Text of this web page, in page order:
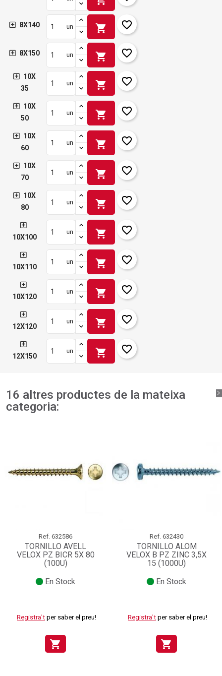
8X140 un shopping_cart favorite_border
8X150 un shopping_cart favorite_border
10X
35
un shopping_cart favorite_border
10X
50
un shopping_cart favorite_border
10X
60
un shopping_cart favorite_border
10X
70
un shopping_cart favorite_border
10X
80
un shopping_cart favorite_border
10X100
un shopping_cart favorite_border
10X110
un shopping_cart favorite_border
10X120
un shopping_cart favorite_border
12X120
un shopping_cart favorite_border
12X150
un shopping_cart favorite_border
16 altres productes de la mateixa
categoria:
Ref. 632586
TORNILLO AVELL
VELOX PZ BICR 5X 80
(100U)
En Stock
Registra't per saber el preu!
shopping_cart
Ref. 632430
TORNILLO ALOM
VELOX B PZ ZINC 3,5X
15 (1000U)
En Stock
Registra't per saber el preu!
shopping_cart